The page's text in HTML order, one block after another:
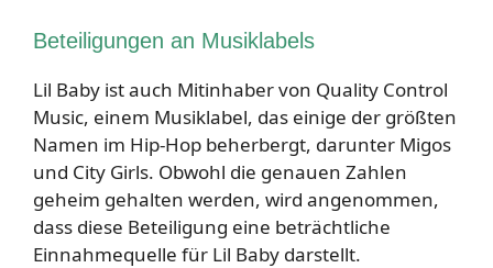
Beteiligungen an Musiklabels
Lil Baby ist auch Mitinhaber von Quality Control
Music, einem Musiklabel, das einige der größten
Namen im Hip-Hop beherbergt, darunter Migos
und City Girls. Obwohl die genauen Zahlen
geheim gehalten werden, wird angenommen,
dass diese Beteiligung eine beträchtliche
Einnahmequelle für Lil Baby darstellt.